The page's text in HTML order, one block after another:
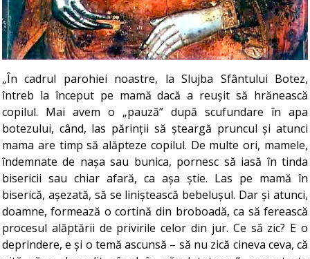
„În cadrul parohiei noastre, la Slujba Sfântului Botez,
întreb la început pe mamă dacă a reușit să hrănească
copilul. Mai avem o „pauză” după scufundare în apa
botezului, când, las părinții să șteargă pruncul și atunci
mama are timp să alăpteze copilul. De multe ori, mamele,
îndemnate de nașa sau bunica, pornesc să iasă în tinda
bisericii sau chiar afară, ca așa știe. Las pe mamă în
biserică, așezată, să se liniștească bebelușul. Dar și atunci,
doamne, formează o cortină din broboadă, ca să ferească
procesul alăptării de privirile celor din jur. Ce să zic? E o
deprindere, e și o temă ascunsă – să nu zică cineva ceva, că